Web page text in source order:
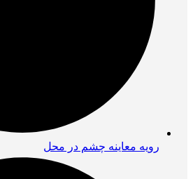
رویه معاینه چشم در محل